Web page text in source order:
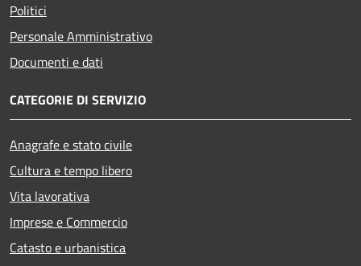
Politici
Personale Amministrativo
Documenti e dati
CATEGORIE DI SERVIZIO
Anagrafe e stato civile
Cultura e tempo libero
Vita lavorativa
Imprese e Commercio
Catasto e urbanistica